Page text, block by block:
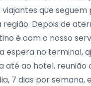
que
região. Depois de
é com o nosso
espera no terminal,
ao hotel, reunião
7 dias por semana,